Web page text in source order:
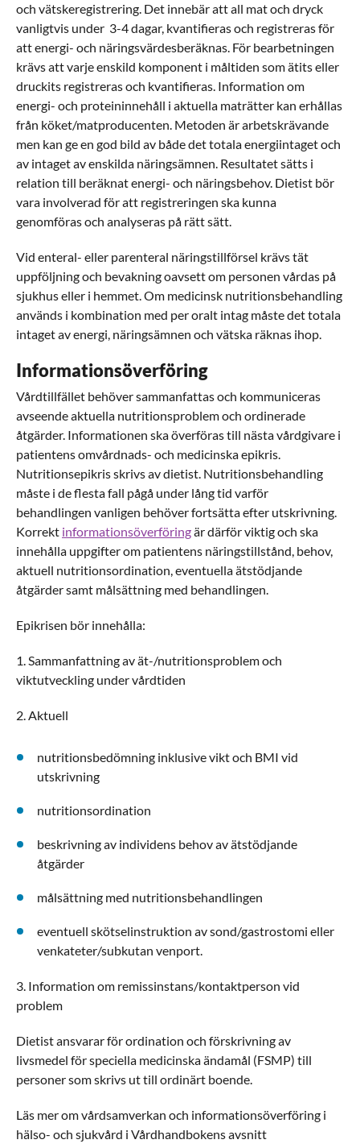
och vätskeregistrering. Det innebär att all mat och dryck
vanligtvis under 3-4 dagar, kvantifieras och registreras för
att energi- och näringsvärdesberäknas. För bearbetningen
krävs att varje enskild komponent i måltiden som ätits eller
druckits registreras och kvantifieras. Information om
energi- och proteininnehåll i aktuella maträtter kan erhållas
från köket/matproducenten. Metoden är arbetskrävande
men kan ge en god bild av både det totala energiintaget och
av intaget av enskilda näringsämnen. Resultatet sätts i
relation till beräknat energi- och näringsbehov. Dietist bör
vara involverad för att registreringen ska kunna
genomföras och analyseras på rätt sätt.
Vid enteral- eller parenteral näringstillförsel krävs tät
uppföljning och bevakning oavsett om personen vårdas på
sjukhus eller i hemmet. Om medicinsk nutritionsbehandling
används i kombination med per oralt intag måste det totala
intaget av energi, näringsämnen och vätska räknas ihop.
Informationsöverföring
Vårdtillfället behöver sammanfattas och kommuniceras
avseende aktuella nutritionsproblem och ordinerade
åtgärder. Informationen ska överföras till nästa vårdgivare i
patientens omvårdnads- och medicinska epikris.
Nutritionsepikris skrivs av dietist. Nutritionsbehandling
måste i de flesta fall pågå under lång tid varför
behandlingen vanligen behöver fortsätta efter utskrivning.
Korrekt informationsöverföringär därför viktig och ska
innehålla uppgifter om patientens näringstillstånd, behov,
aktuell nutritionsordination, eventuella ätstödjande
åtgärder samt målsättning med behandlingen.
Epikrisen bör innehålla:
1. Sammanfattning av ät-/nutritionsproblem och
viktutveckling under vårdtiden
2. Aktuell
nutritionsbedömning inklusive vikt och BMI vid
utskrivning
nutritionsordination
beskrivning av individens behov av ätstödjande
åtgärder
målsättning med nutritionsbehandlingen
eventuell skötselinstruktion av sond/gastrostomi eller
venkateter/subkutan venport.
3. Information om remissinstans/kontaktperson vid
problem
Dietist ansvarar för ordination och förskrivning av
livsmedel för speciella medicinska ändamål (FSMP) till
personer som skrivs ut till ordinärt boende.
Läs mer om vårdsamverkan och informationsöverföring i
hälso- och sjukvård i Vårdhandbokens avsnitt